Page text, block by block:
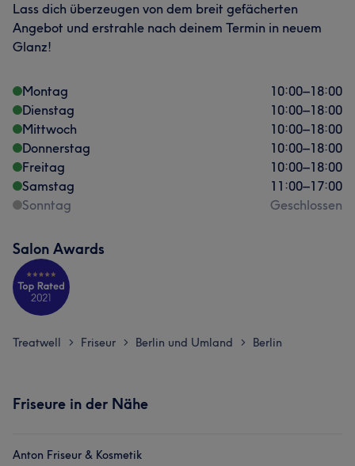
Lass dich überzeugen von dem breit gefächerten
Angebot und erstrahle nach deinem Termin in neuem
Glanz!
Montag 10:00–18:00
Dienstag
10:00–18:00
Mittwoch
10:00–18:00
Donnerstag
10:00–18:00
Freitag
10:00–18:00
Samstag
11:00–17:00
Sonntag
Geschlossen
Salon Awards
Treatwell > Friseur > Berlin und Umland > Berlin
Friseure in der Nähe
Anton Friseur & Kosmetik